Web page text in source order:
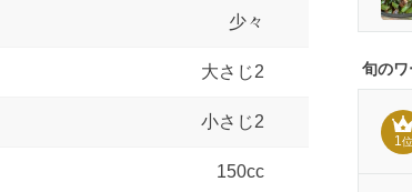
少々
大さじ2
小さじ2
150cc
旬の
1位